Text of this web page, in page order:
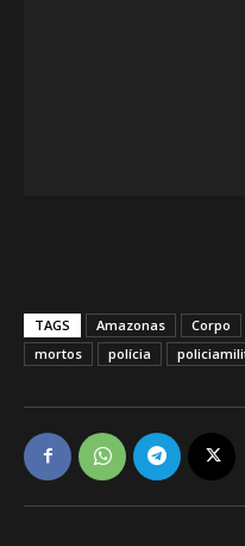
TAGS Amazonas Corpo
mortos
polícia